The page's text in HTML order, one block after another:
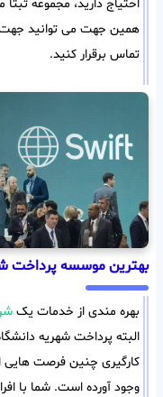
احتیاج دارید، مجموعه ثبتا
همین جهت می توانید جهت
تماس برقرار کنید.
بهترین موسسه پرداخت
بهره مندی از خدمات یک
البته پرداخت شهریه
کارگیری چنین فرصت هایی
وجود آورده است. شما با